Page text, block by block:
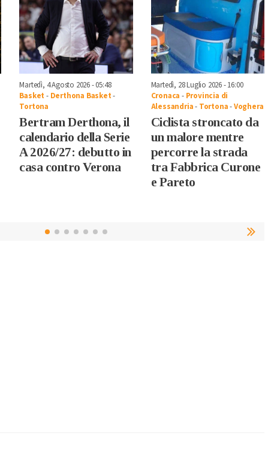
Martedì, 4 Agosto 2026 - 05:48
Basket - Derthona Basket-
Tortona
Bertram Derthona, il
calendario della Serie
A 2026/27: debutto in
casa contro Verona
Martedì, 28 Luglio 2026 - 16:00
Cronaca - Provincia di
Alessandria- Tortona-Voghera
Ciclista stroncato da
un malore mentre
percorre la strada
tra Fabbrica Curone
e Pareto